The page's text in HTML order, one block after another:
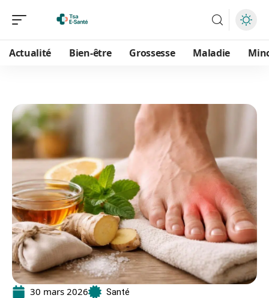
Actualité Bien-être Grossesse Maladie
30 mars 2026 Santé